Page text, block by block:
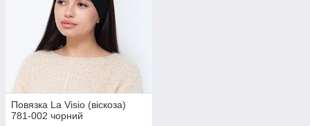
Повязка La Visio (віскоза)
781-002 чорний